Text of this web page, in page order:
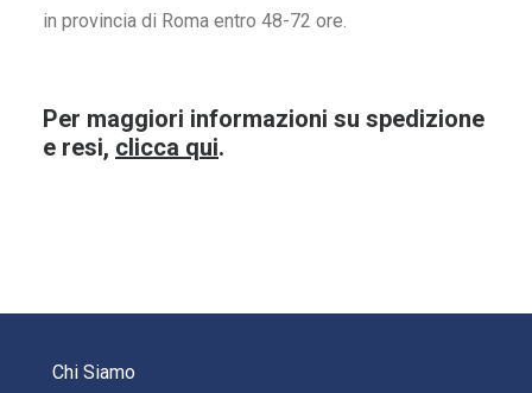
in provincia di Roma entro 48-72 ore.
Per maggiori informazioni su spedizione
e resi, clicca qui.
Chi Siamo